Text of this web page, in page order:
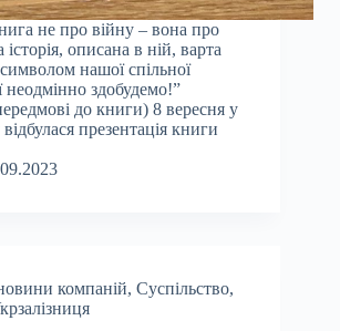
не про війну – вона про
описана в ній, варта
нашої спільної
неодмінно здобудемо!”
до книги) 8 вересня у
презентація книги
компаній, Суспільство,